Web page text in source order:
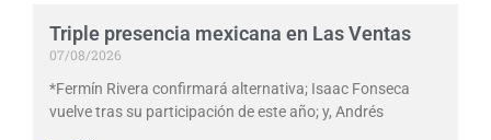
Triple presencia mexicana en Las Ventas
07/08/2026
*Fermín Rivera confirmará alternativa; Isaac Fonseca
vuelve tras su participación de este año; y, Andrés